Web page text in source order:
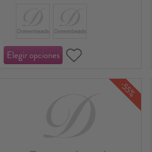
-55%